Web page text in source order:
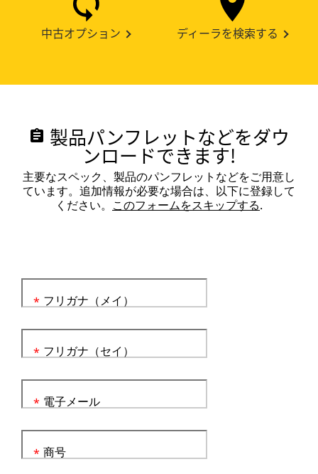
中古オプション ディーラを検索する
assignment 製品パンフレットなどをダウ
ンロードできます!
主要なスペック、製品のパンフレットなどをご用意し
ています。追加情報が必要な場合は、以下に登録して
ください。 このフォームをスキップする.
フリガナ（メイ）
*
フリガナ（セイ）
*
電子メール
*
商号
*